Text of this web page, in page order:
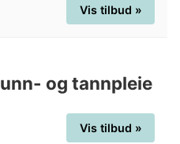
Vis tilbud »
og tannpleie
Vis tilbud »